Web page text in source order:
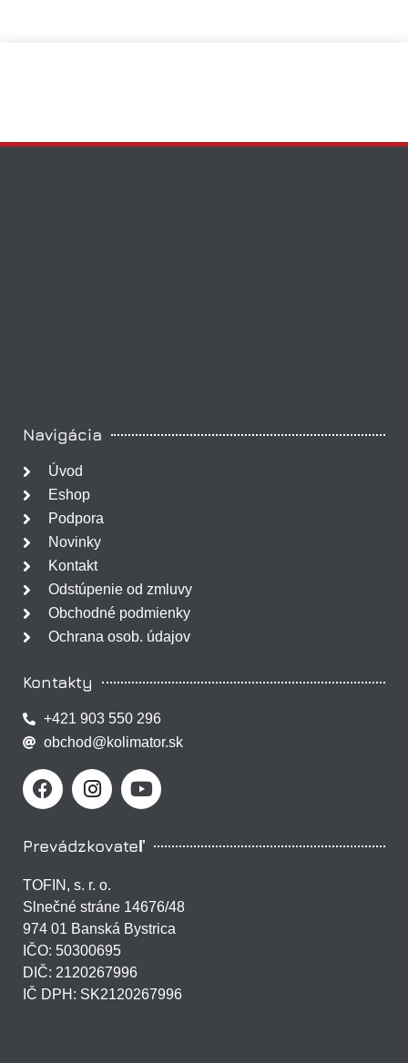
Navigácia
Úvod
Eshop
Podpora
Novinky
Kontakt
Odstúpenie od zmluvy
Obchodné podmienky
Ochrana osob. údajov
Kontakty
+421 903 550 296
obchod@kolimator.sk
Prevádzkovateľ
TOFIN, s. r. o.
Slnečné stráne 14676/48
974 01 Banská Bystrica
IČO: 50300695
DIČ: 2120267996
IČ DPH: SK2120267996